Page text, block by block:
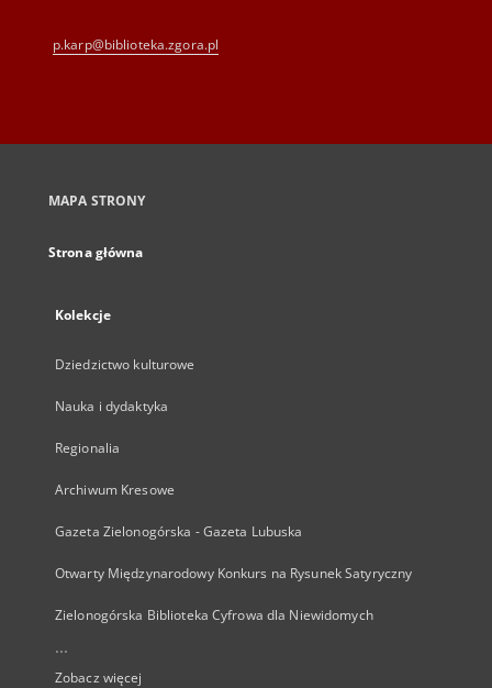
p.karp@biblioteka.zgora.pl
MAPA STRONY
Strona główna
Kolekcje
Dziedzictwo kulturowe
Nauka i dydaktyka
Regionalia
Archiwum Kresowe
Gazeta Zielonogórska - Gazeta Lubuska
Otwarty Międzynarodowy Konkurs na Rysunek Satyryczny
Zielonogórska Biblioteka Cyfrowa dla Niewidomych
...
Zobacz więcej